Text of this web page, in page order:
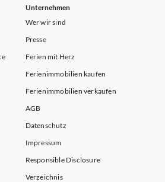
Unternehmen
Wer wir sind
Presse
Ferien mit Herz
Ferienimmobilien kaufen
Ferienimmobilien verkaufen
AGB
Datenschutz
Impressum
Responsible Disclosure
Verzeichnis